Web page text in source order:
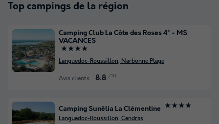
Top campings de la région
Camping Club La Côte des Roses 4* - MS
VACANCES
★★★★
Languedoc-Roussillon, Narbonne Plage
Avis clients 8.8 /10
Camping Sunêlia La Clémentine ★★★★
Languedoc-Roussillon, Cendras